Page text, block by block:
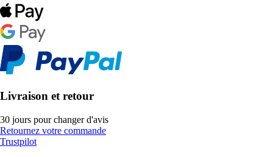
Livraison et retour
30 jours pour changer d'avis
Retournez votre commande
Trustpilot